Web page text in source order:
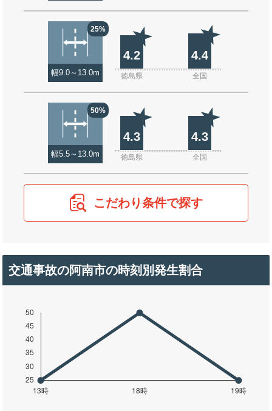
25%
幅9.0～13.0m
4.2 4.4
徳島県 全国
50%
幅5.5～13.0m
4.3 4.3
徳島県 全国
こだわり条件で探す
交通事故の阿南市の時刻別発生割合